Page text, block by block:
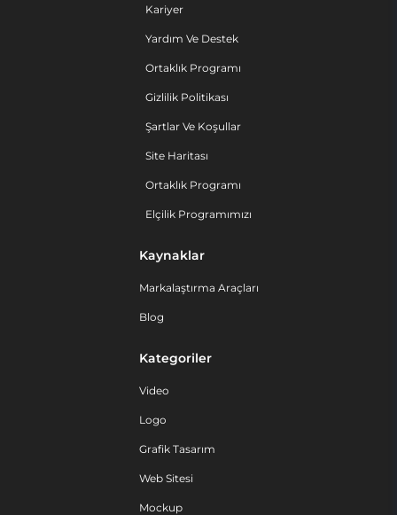
Kariyer
Yardım Ve Destek
Ortaklık Programı
Gizlilik Politikası
Şartlar Ve Koşullar
Site Haritası
Ortaklık Programı
Elçilik Programımızı
Kaynaklar
Markalaştırma Araçları
Blog
Kategoriler
Video
Logo
Grafik Tasarım
Web Sitesi
Mockup